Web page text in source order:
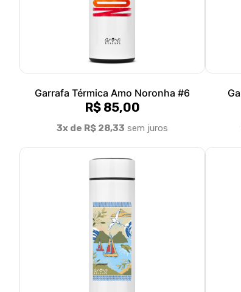
Garrafa Térmica Amo Noronha #6
R$ 85,00
3x de R$ 28,33 sem juros